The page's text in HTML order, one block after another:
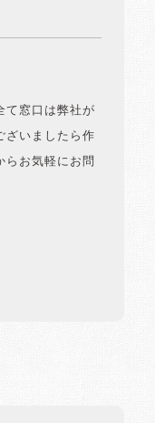
て窓口は弊社が
ざいましたら作
らお気軽にお問